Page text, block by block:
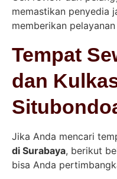
memastikan penyedia
memberikan
Tempat
dan
Jika Anda mencari
di Surabaya, berikut
bisa Anda